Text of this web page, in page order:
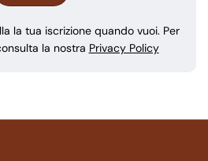
la tua iscrizione quando vuoi. Per
la nostra Privacy Policy